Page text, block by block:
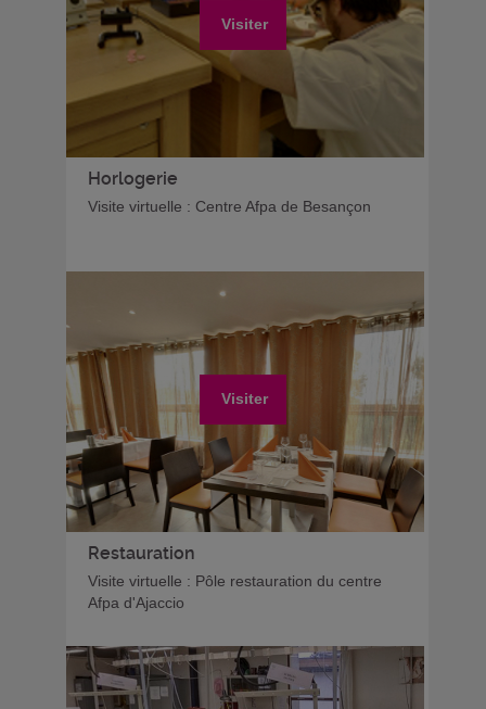
Visiter
Horlogerie
Visite virtuelle : Centre Afpa de Besançon
Visiter
Restauration
Visite virtuelle : Pôle restauration du centre
Afpa d'Ajaccio